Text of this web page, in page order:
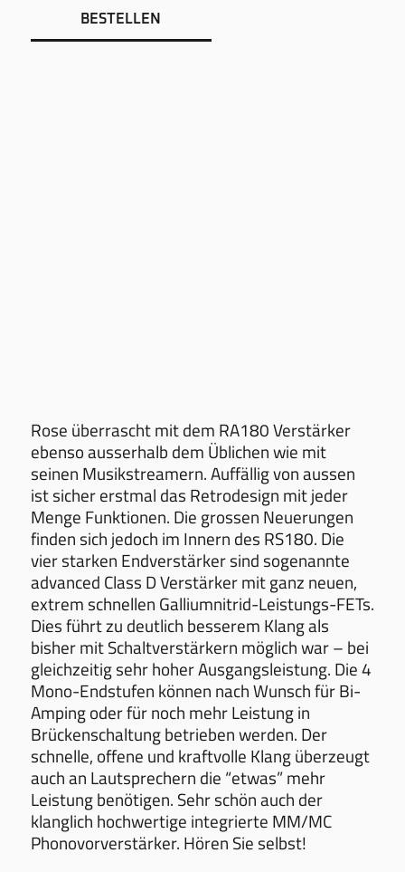
BESTELLEN
Rose überrascht mit dem RA180 Verstärker
ebenso ausserhalb dem Üblichen wie mit
seinen Musikstreamern. Auffällig von aussen
ist sicher erstmal das Retrodesign mit jeder
Menge Funktionen. Die grossen Neuerungen
finden sich jedoch im Innern des RS180. Die
vier starken Endverstärker sind sogenannte
advanced Class D Verstärker mit ganz neuen,
extrem schnellen Galliumnitrid-Leistungs-FETs.
Dies führt zu deutlich besserem Klang als
bisher mit Schaltverstärkern möglich war – bei
gleichzeitig sehr hoher Ausgangsleistung. Die 4
Mono-Endstufen können nach Wunsch für Bi-
Amping oder für noch mehr Leistung in
Brückenschaltung betrieben werden. Der
schnelle, offene und kraftvolle Klang überzeugt
auch an Lautsprechern die “etwas” mehr
Leistung benötigen. Sehr schön auch der
klanglich hochwertige integrierte MM/MC
Phonovorverstärker. Hören Sie selbst!